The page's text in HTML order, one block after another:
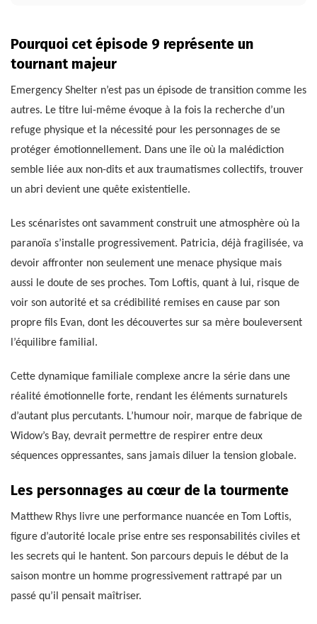
Pourquoi cet épisode 9 représente un
tournant majeur
Emergency Shelter n’est pas un épisode de transition comme les
autres. Le titre lui-même évoque à la fois la recherche d’un
refuge physique et la nécessité pour les personnages de se
protéger émotionnellement. Dans une île où la malédiction
semble liée aux non-dits et aux traumatismes collectifs, trouver
un abri devient une quête existentielle.
Les scénaristes ont savamment construit une atmosphère où la
paranoïa s’installe progressivement. Patricia, déjà fragilisée, va
devoir affronter non seulement une menace physique mais
aussi le doute de ses proches. Tom Loftis, quant à lui, risque de
voir son autorité et sa crédibilité remises en cause par son
propre fils Evan, dont les découvertes sur sa mère bouleversent
l’équilibre familial.
Cette dynamique familiale complexe ancre la série dans une
réalité émotionnelle forte, rendant les éléments surnaturels
d’autant plus percutants. L’humour noir, marque de fabrique de
Widow’s Bay, devrait permettre de respirer entre deux
séquences oppressantes, sans jamais diluer la tension globale.
Les personnages au cœur de la tourmente
Matthew Rhys livre une performance nuancée en Tom Loftis,
figure d’autorité locale prise entre ses responsabilités civiles et
les secrets qui le hantent. Son parcours depuis le début de la
saison montre un homme progressivement rattrapé par un
passé qu’il pensait maîtriser.